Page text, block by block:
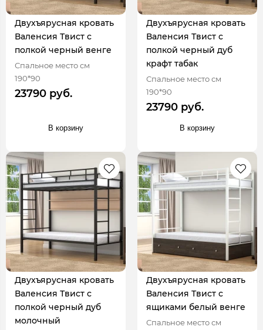
Двухъярусная кровать
Валенсия Твист с
полкой черный венге
Спальное место см
190*90
23790 руб.
В корзину
Двухъярусная кровать
Валенсия Твист с
полкой черный дуб
крафт табак
Спальное место см
190*90
23790 руб.
В корзину
Двухъярусная кровать
Валенсия Твист с
полкой черный дуб
молочный
Двухъярусная кровать
Валенсия Твист с
ящиками белый венге
Спальное место см